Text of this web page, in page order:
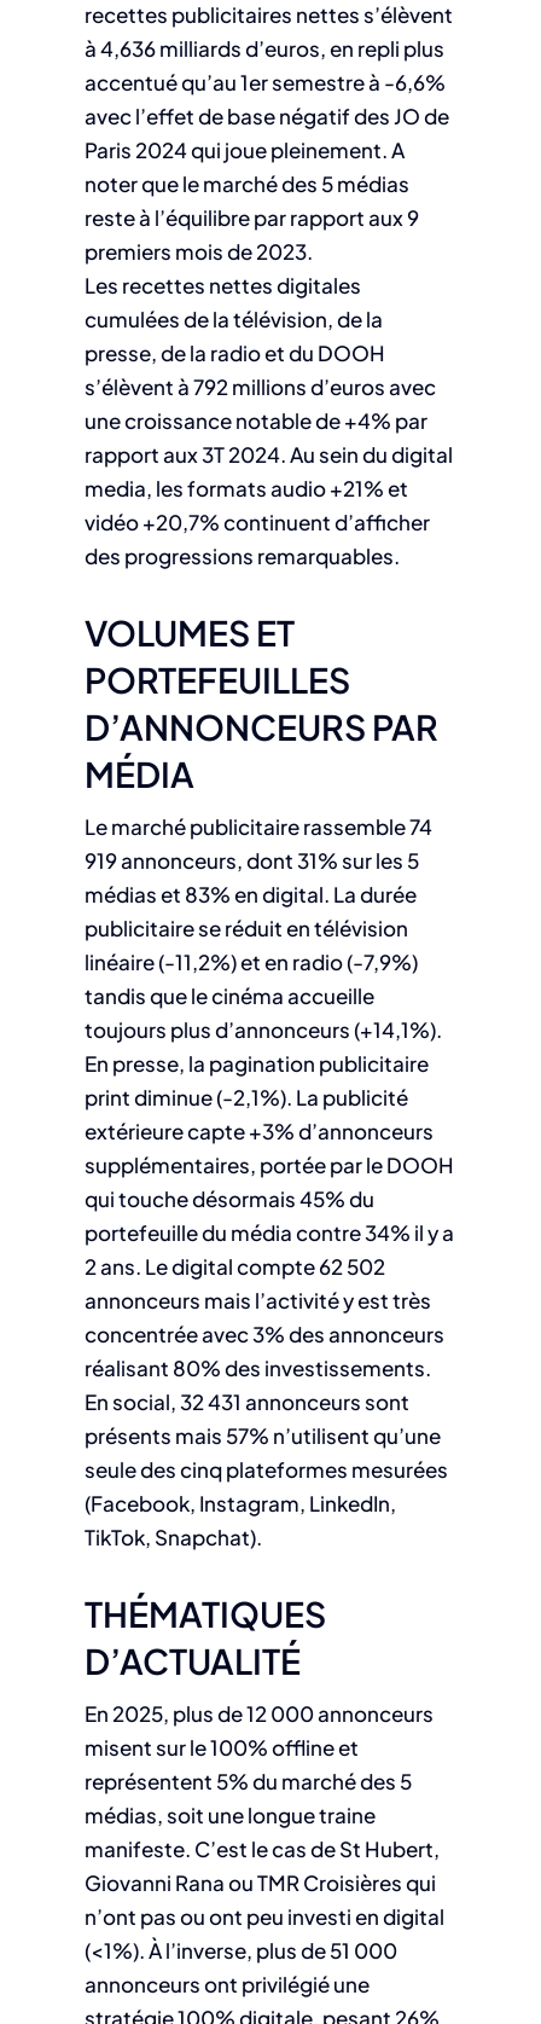
recettes publicitaires nettes s’élèvent
à 4,636 milliards d’euros, en repli plus
accentué qu’au 1er semestre à -6,6%
avec l’effet de base négatif des JO de
Paris 2024 qui joue pleinement. A
noter que le marché des 5 médias
reste à l’équilibre par rapport aux 9
premiers mois de 2023.
Les recettes nettes digitales
cumulées de la télévision, de la
presse, de la radio et du DOOH
s’élèvent à 792 millions d’euros avec
une croissance notable de +4% par
rapport aux 3T 2024. Au sein du digital
media, les formats audio +21% et
vidéo +20,7% continuent d’afficher
des progressions remarquables.
VOLUMES ET
PORTEFEUILLES
D’ANNONCEURS PAR
MÉDIA
Le marché publicitaire rassemble 74
919 annonceurs, dont 31% sur les 5
médias et 83% en digital. La durée
publicitaire se réduit en télévision
linéaire (-11,2%) et en radio (-7,9%)
tandis que le cinéma accueille
toujours plus d’annonceurs (+14,1%).
En presse, la pagination publicitaire
print diminue (-2,1%). La publicité
extérieure capte +3% d’annonceurs
supplémentaires, portée par le DOOH
qui touche désormais 45% du
portefeuille du média contre 34% il y a
2 ans. Le digital compte 62 502
annonceurs mais l’activité y est très
concentrée avec 3% des annonceurs
réalisant 80% des investissements.
En social, 32 431 annonceurs sont
présents mais 57% n’utilisent qu’une
seule des cinq plateformes mesurées
(Facebook, Instagram, LinkedIn,
TikTok, Snapchat).
THÉMATIQUES
D’ACTUALITÉ
En 2025, plus de 12 000 annonceurs
misent sur le 100% offline et
représentent 5% du marché des 5
médias, soit une longue traine
manifeste. C’est le cas de St Hubert,
Giovanni Rana ou TMR Croisières qui
n’ont pas ou ont peu investi en digital
(<1%). À l’inverse, plus de 51 000
annonceurs ont privilégié une
stratégie 100% digitale, pesant 26%